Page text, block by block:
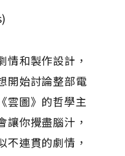
情和製作設計，
開始討論整部電
雲圖》的哲學主
讓你攪盡腦汁，
不連貫的劇情，